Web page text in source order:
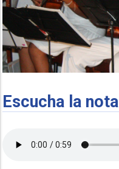
Escucha la nota